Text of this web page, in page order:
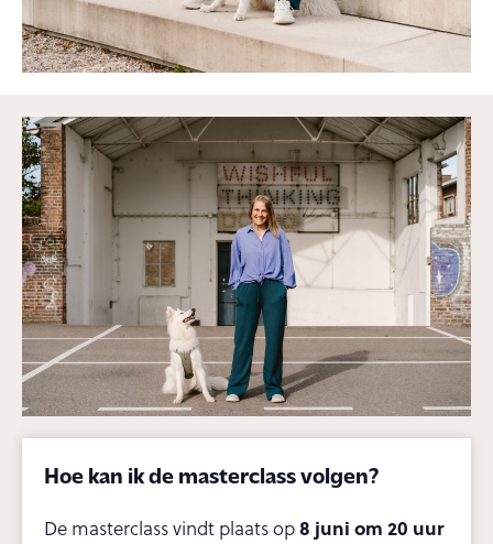
Hoe kan ik de masterclass volgen?
De masterclass vindt plaats op8 juni om 20 uur